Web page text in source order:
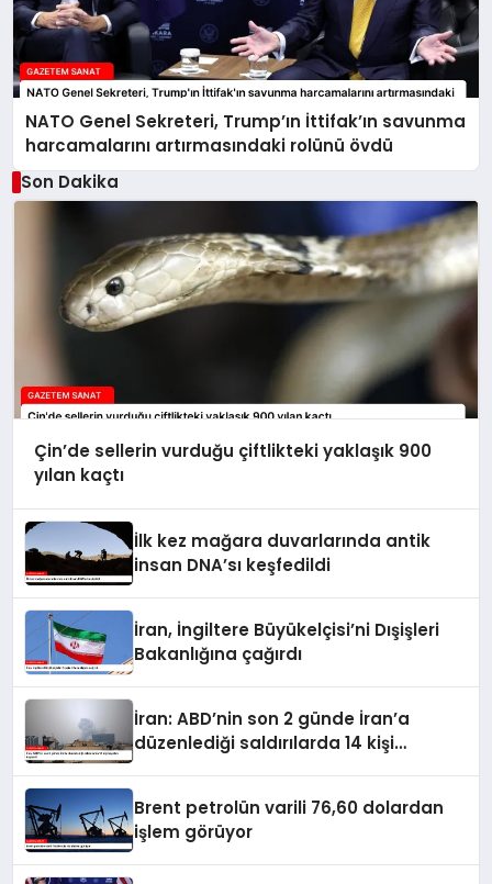
NATO Genel Sekreteri, Trump’ın İttifak’ın savunma
harcamalarını artırmasındaki rolünü övdü
Son Dakika
Çin’de sellerin vurduğu çiftlikteki yaklaşık 900
yılan kaçtı
İlk kez mağara duvarlarında antik
insan DNA’sı keşfedildi
İran, İngiltere Büyükelçisi’ni Dışişleri
Bakanlığına çağırdı
İran: ABD’nin son 2 günde İran’a
düzenlediği saldırılarda 14 kişi
Brent petrolün varili 76,60 dolardan
işlem görüyor